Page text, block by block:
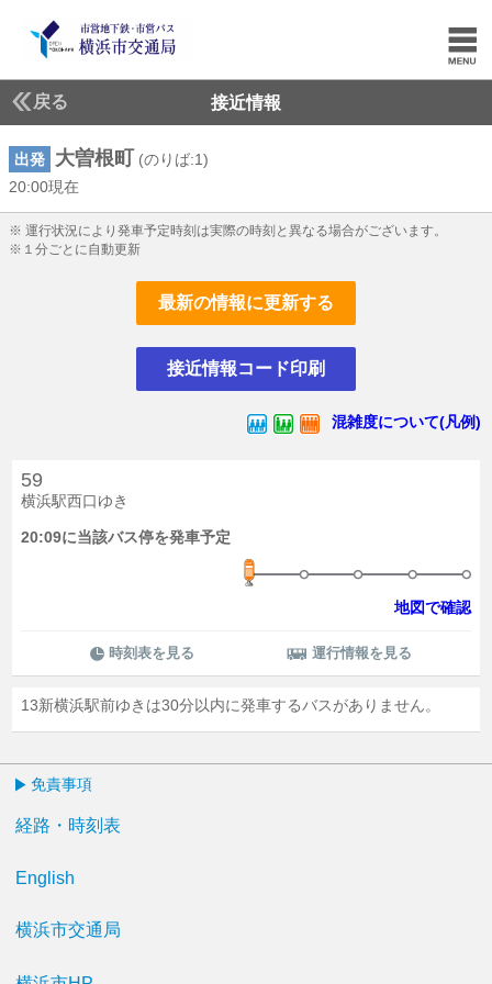
戻る 接近情報
出発 大曽根町
(のりば:1)
20:00現在
※ 運行状況により発車予定時刻は実際の時刻と異なる場合がございます。
※１分ごとに自動更新
最新の情報に更新する
接近情報コード印刷
混雑度について(凡例)
59
横浜駅西口ゆき
20:09に当該バス停を発車予定
地図で確認
時刻表を見る 運行情報を見る
13新横浜駅前ゆきは30分以内に発車するバスがありません。
免責事項
経路・時刻表
English
横浜市交通局